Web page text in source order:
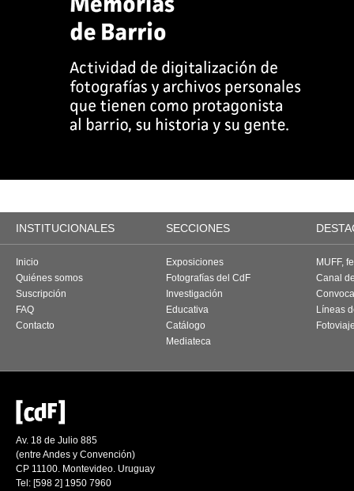
INSTITUCIONALES SECCIONES
Inicio
Quiénes somos
Suscripción
FAQ
Contacto
Exposiciones
Fotografías del CdF
Investigación
Educativa
Catálogo
Mediateca
MUFF,
Canal
Líneas
Av. 18 de Julio 885
(entre Andes y Convención)
CP 11100. Montevideo. Uruguay
Tel: [598 2] 1950 7960